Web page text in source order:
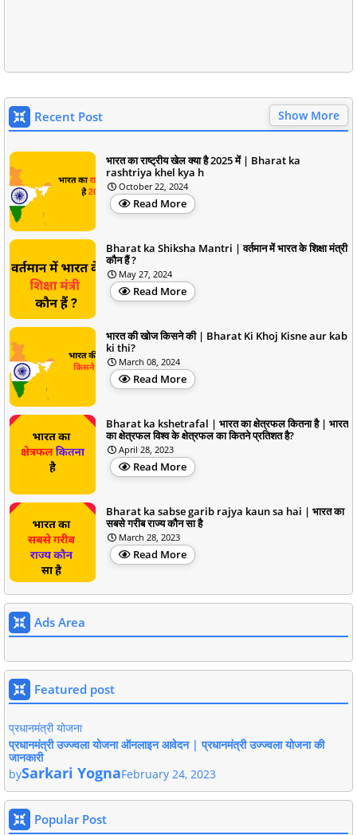
Recent Post Show More
भारत का राष्ट्रीय खेल क्या है 2025 में | Bharat ka
rashtriya khel kya h
October 22, 2024
Read More
Bharat ka Shiksha Mantri | वर्तमान में भारत के शिक्षा मंत्री
कौन हैं ?
May 27, 2024
Read More
भारत की खोज किसने की | Bharat Ki Khoj Kisne aur kab
ki thi?
March 08, 2024
Read More
Bharat ka kshetrafal | भारत का क्षेत्रफल कितना है | भारत
का क्षेत्रफल विश्व के क्षेत्रफल का कितने प्रतिशत है?
April 28, 2023
Read More
Bharat ka sabse garib rajya kaun sa hai | भारत का
सबसे गरीब राज्य कौन सा है
March 28, 2023
Read More
Ads Area
Featured post
प्रधानमंत्री योजना
प्रधानमंत्री उज्ज्वला योजना ऑनलाइन आवेदन | प्रधानमंत्री उज्ज्वला योजना की
जानकारी
bySarkari YognaFebruary 24, 2023
Popular Post